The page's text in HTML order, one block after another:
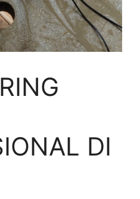
DI